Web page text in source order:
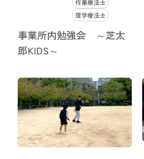
作業療法士
理学療法士
事業所内勉強会 ～芝太
郎KIDS～